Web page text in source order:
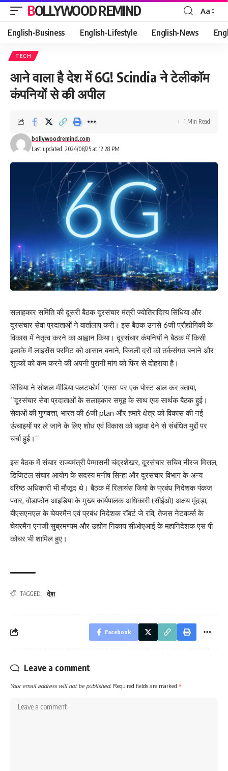
BOLLYWOOD REMIND
Font
Resizer
Aa
English-Business English-Lifestyle English-News
TECH
आने वाला है देश में 6G! Scindia ने टेलीकॉम
कंपनियों से की अपील
Last updated: 2024/08/25 at 12:28 PM
bollywoodremind.com
1 Min Read
सलाहकार समिति की दूसरी बैठक दूरसंचार मंत्री ज्योतिरादित्य सिंधिया और
दूरसंचार सेवा प्रदाताओं ने वार्तालाप करी। इस बैठक उनसे 6जी प्रौद्योगिकी के
विकास में नेतृत्व करने का आह्वान किया। दूरसंचार कंपनियों ने बैठक में किसी
इलाके में लाइसेंस परमिट को आसान बनाने, बिजली दरों को तर्कसंगत बनाने और
शुल्कों को कम करने की अपनी पुरानी मांग को फिर से दोहराया है।
सिंधिया ने सोशल मीडिया पलटफोर्म ‘एक्स’ पर एक पोस्ट डाल कर बताया,
‘‘दूरसंचार सेवा प्रदाताओं के सलाहकार समूह के साथ एक सार्थक बैठक हुई।
सेवाओं की गुणवत्ता, भारत की 6जी plan और हमारे क्षेत्र को विकास की नई
ऊंचाइयों पर ले जाने के लिए शोध एवं विकास को बढ़ावा देने से संबंधित मुद्दों पर
चर्चा हुई।’’
इस बैठक में संचार राज्यमंत्री पेम्मासनी चंद्रशेखर, दूरसंचार सचिव नीरज मित्तल,
डिजिटल संचार आयोग के सदस्य मनीष सिन्हा और दूरसंचार विभाग के अन्य
वरिष्ठ अधिकारी भी मौजूद थे। बैठक में रिलायंस जियो के प्रबंध निदेशक पंकज
पवार, वोडाफोन आइडिया के मुख्य कार्यपालक अधिकारी (सीईओ) अक्षय मूंदड़ा,
बीएसएनएल के चेयरमैन एवं प्रबंध निदेशक रॉबर्ट जे रवि, तेजस नेटवर्क्स के
चेयरमैन एनजी सुब्रमण्यम और उद्योग निकाय सीओएआई के महानिदेशक एस पी
कोचर भी शामिल हुए।
TAGGED: देश
Facebook
Leave a comment
Your email address will not be published. Required fields are marked *